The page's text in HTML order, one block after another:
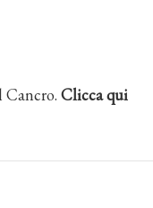
Cancro. Clicca qui